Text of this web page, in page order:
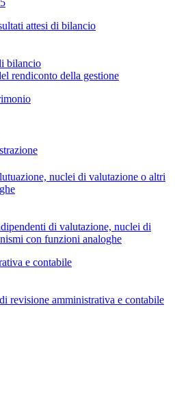
attesi di bilancio
bilancio
rendiconto della gestione
nuclei di valutazione o altri
di valutazione, nuclei di
con funzioni analoghe
e contabile
revisione amministrativa e contabile